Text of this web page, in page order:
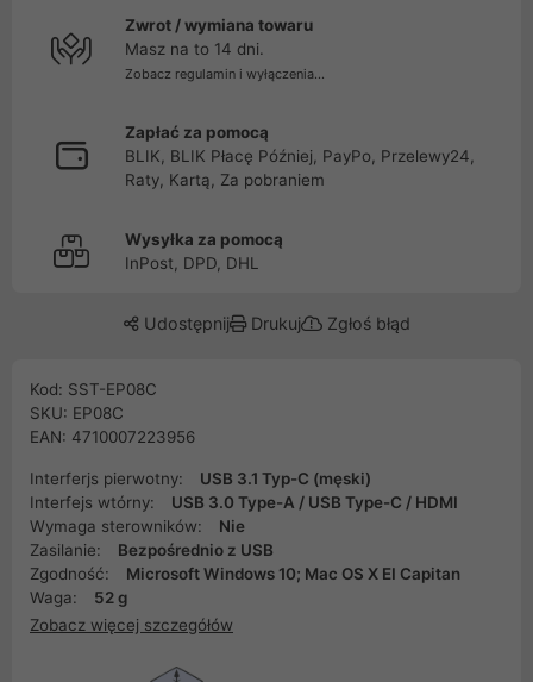
Zwrot / wymiana towaru
Masz na to 14 dni.
Zobacz regulamin i wyłączenia...
Zapłać za pomocą
BLIK, BLIK Płacę Później, PayPo, Przelewy24,
Raty, Kartą, Za pobraniem
Wysyłka za pomocą
InPost, DPD, DHL
Udostępnij Drukuj Zgłoś błąd
Kod: SST-EP08C
SKU: EP08C
EAN: 4710007223956
Interferjs pierwotny:
USB 3.1 Typ-C (męski)
Interfejs wtórny:
USB 3.0 Type-A / USB Type-C / HDMI
Wymaga sterowników:
Nie
Zasilanie:
Bezpośrednio z USB
Zgodność:
Microsoft Windows 10; Mac OS X EI Capitan
Waga:
52 g
Zobacz więcej szczegółów